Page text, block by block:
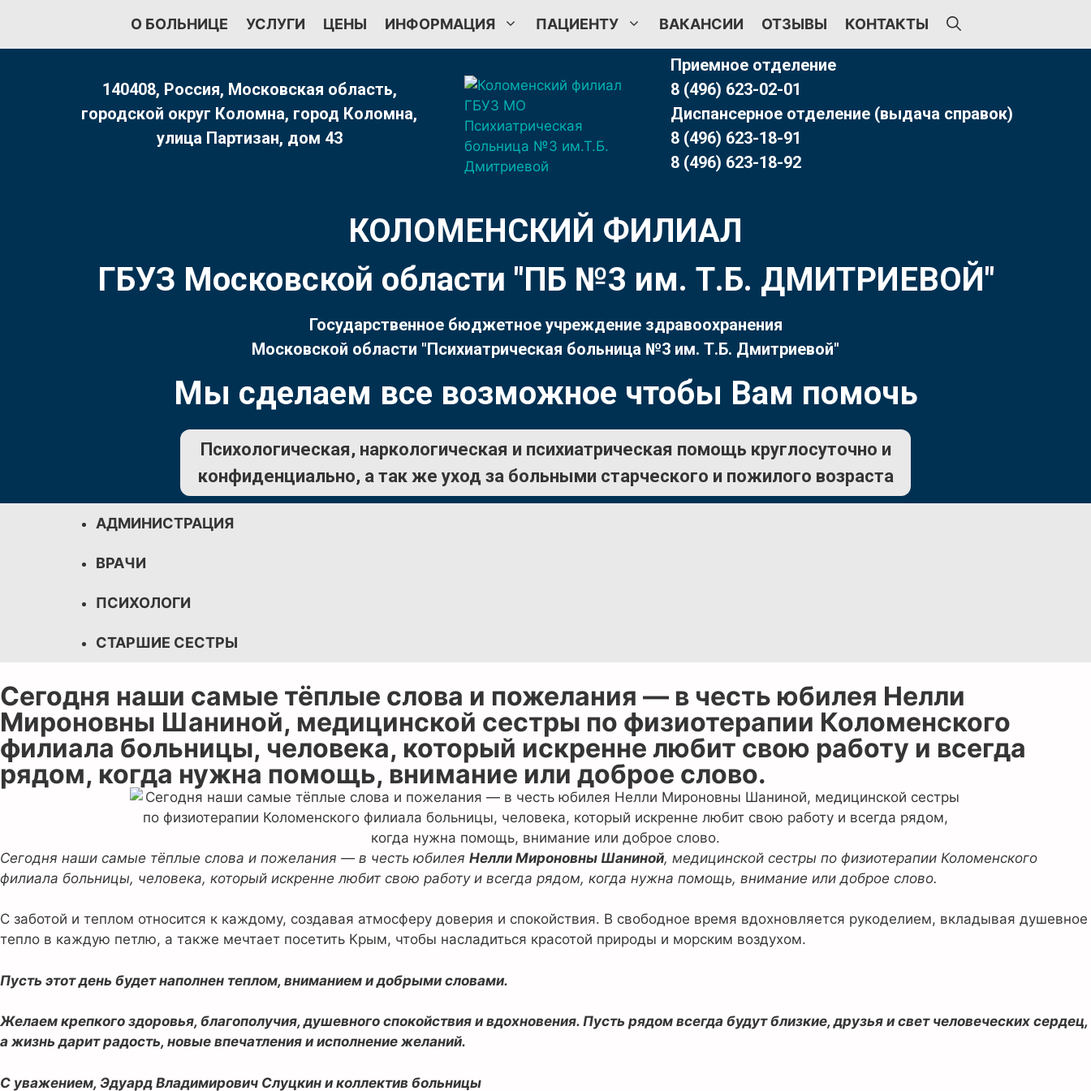
содержимому
О БОЛЬНИЦЕ УСЛУГИ ЦЕНЫ ИНФОРМАЦИЯ ПАЦИЕНТУ ВАКАНСИИ ОТЗЫВЫ КОНТАКТЫ
140408, Россия, Московская область,
городской округ Коломна, город Коломна,
улица Партизан, дом 43
Приемное отделение
8 (496) 623-02-01
Диспансерное отделение (выдача справок)
8 (496) 623-18-91
8 (496) 623-18-92
КОЛОМЕНСКИЙ ФИЛИАЛ
ГБУЗ Московской области "ПБ №3 им. Т.Б. ДМИТРИЕВОЙ"
Государственное бюджетное учреждение здравоохранения
Московской области "Психиатрическая больница №3 им. Т.Б. Дмитриевой"
Мы сделаем все возможное чтобы Вам помочь
Психологическая, наркологическая и психиатрическая помощь круглосуточно и
конфиденциально, а так же уход за больными старческого и пожилого возраста
АДМИНИСТРАЦИЯ
ВРАЧИ
ПСИХОЛОГИ
СТАРШИЕ СЕСТРЫ
Сегодня наши самые тёплые слова и пожелания — в честь юбилея Нелли
Мироновны Шаниной, медицинской сестры по физиотерапии Коломенского
филиала больницы, человека, который искренне любит свою работу и всегда
рядом, когда нужна помощь, внимание или доброе слово.
Сегодня наши самые тёплые слова и пожелания — в честь юбилея Нелли Мироновны Шаниной, медицинской сестры по физиотерапии Коломенского
филиала больницы, человека, который искренне любит свою работу и всегда рядом, когда нужна помощь, внимание или доброе слово.
С заботой и теплом относится к каждому, создавая атмосферу доверия и спокойствия. В свободное время вдохновляется рукоделием, вкладывая душевное
тепло в каждую петлю, а также мечтает посетить Крым, чтобы насладиться красотой природы и морским воздухом.
Пусть этот день будет наполнен теплом, вниманием и добрыми словами.
Желаем крепкого здоровья, благополучия, душевного спокойствия и вдохновения. Пусть рядом всегда будут близкие, друзья и свет человеческих сердец,
а жизнь дарит радость, новые впечатления и исполнение желаний.
С уважением, Эдуард Владимирович Слуцкин и коллектив больницы